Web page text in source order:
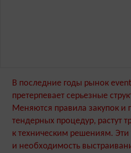
В последние годы рынок
претерпевает серьезные
Меняются правила закупок и
тендерных процедур, растут
к техническим решениям.
и необходимость